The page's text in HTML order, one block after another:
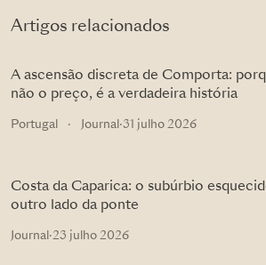
Artigos relacionados
A ascensão discreta de Comporta:
não o preço, é a verdadeira história
Portugal · Journal ·31 julho 2026
Costa da Caparica: o subúrbio
outro lado da ponte
Journal ·23 julho 2026